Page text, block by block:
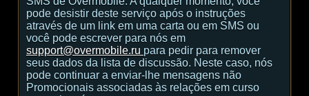
pode desistir deste serviço após o instruções
através de um link em uma carta ou em SMS ou
você pode escrever para nós em
support@overmobile.ru para pedir para remover
seus dados da lista de discussão. Neste caso, nós
pode continuar a enviar-lhe mensagens não
Promocionais associadas às relações em curso